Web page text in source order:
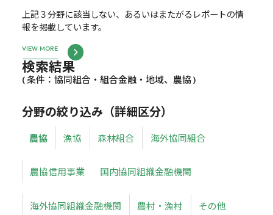
上記３分野に該当しない、あるいはまたがるレポートの情
報を掲載しています。
VIEW MORE
検索結果
( 条件：協同組合・組合金融・地域、農協 )
分野の絞り込み（詳細区分）
農協 漁協 森林組合 海外協同組合
農協信用事業 国内協同組織金融機関
海外協同組織金融機関 農村・漁村 その他